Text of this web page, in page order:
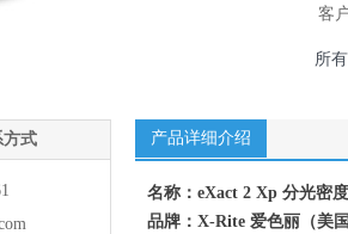
式
客
名称：eXact 2 Xp 分光密
品牌：X-Rite 爱色丽（美
产品详细介绍
所